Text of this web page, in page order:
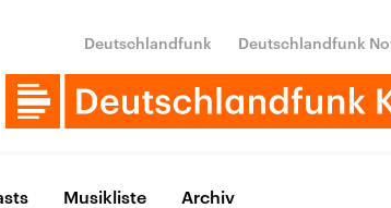
Deutschlandfunk Deutschlandfunk
Musikliste Archiv